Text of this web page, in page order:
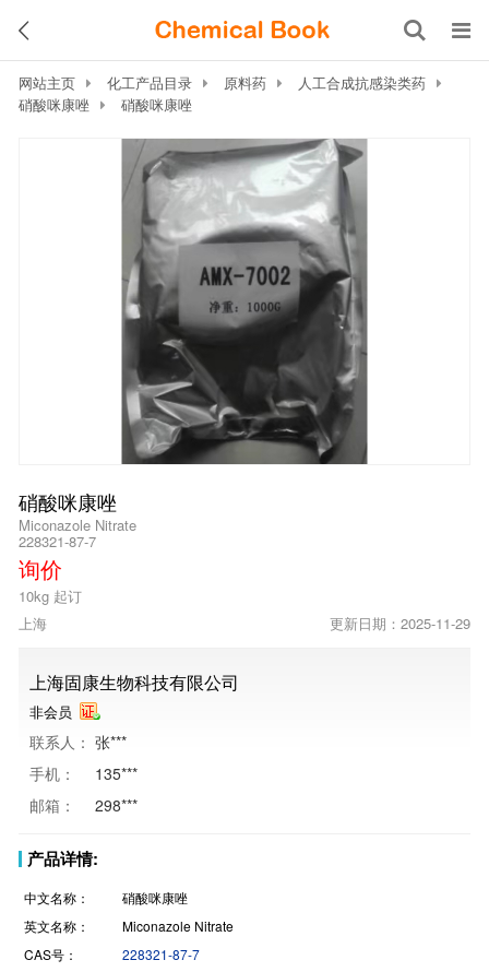
网站主页 化工产品目录 原料药
人工合成抗感染类药
硝酸咪康唑
硝酸咪康唑
硝酸咪康唑
Miconazole Nitrate
228321-87-7
询价
10kg 起订
上海
更新日期：2025-11-29
上海固康生物科技有限公司
非会员
联系人： 张***
手机：
135***
邮箱：
298***
产品详情:
中文名称：
硝酸咪康唑
英文名称：
Miconazole Nitrate
CAS号：
228321-87-7